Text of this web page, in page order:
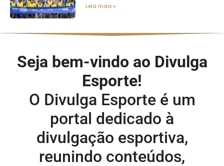
Leia mais »
Seja bem-vindo ao Divulga
Esporte!
O Divulga Esporte é um
portal dedicado à
divulgação esportiva,
reunindo conteúdos,